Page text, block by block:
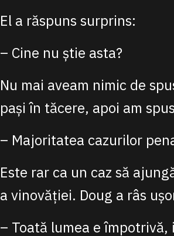
El a răspuns surprins:
– Cine nu știe asta?
Nu mai aveam nimic de
pași în tăcere, apoi am
– Majoritatea cazurilor
Este rar ca un caz să
a vinovăției. Doug a râs
– Toată lumea e